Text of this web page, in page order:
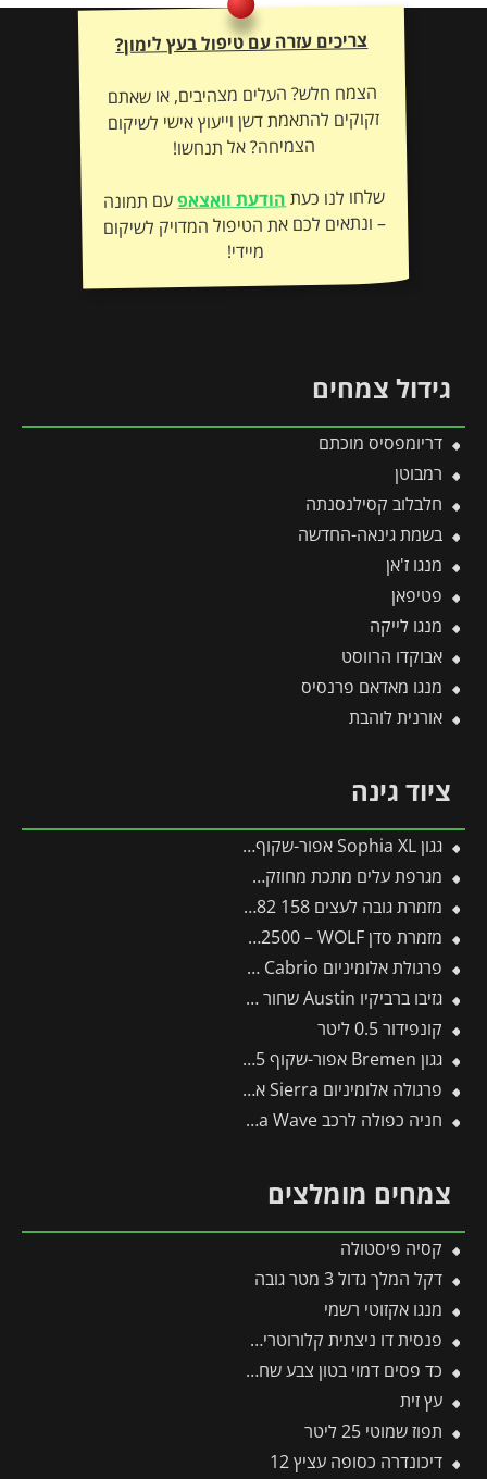
צריכים עזרה עם טיפול בעץ לימון?
הצמח חלש? העלים מצהיבים, או שאתם
זקוקים להתאמת דשן וייעוץ אישי לשיקום
הצמיחה? אל תנחשו!
שלחו לנו כעתהודעת וואצאפעם תמונה
– ונתאים לכם את הטיפול המדויק לשיקום
מיידי!
גידול צמחים
דריומפסיס מוכתם
רמבוטן
חלבלוב קסילנסנתה
בשמת גינאה-החדשה
מנגו ז'אן
פטיפאן
מנגו לייקה
אבוקדו הרווסט
מנגו מאדאם פרנסיס
אורנית לוהבת
ציוד גינה
גגון Sophia XL אפור-שקוף 1.4X2.9 עיצוב מודרני מבית פלרם – Canopia
מגרפת עלים מתכת מחוזקת לכלים מתחלפים פיסקארס
מזמרת גובה לעצים 158 UPX82 ס"מ פיסקארס
מזמרת סדן RS2500 – WOLF
פרגולת אלומיניום Sierra Cabrio אפורה 3X4.3 נפתחת מבית פלרם – Canopia
גזיבו ברביקיו Austin שחור 1.8X2.4 מבית פלרם – Canopia
קונפידור 0.5 ליטר
גגון Bremen אפור-שקוף 0.9X1.5 עיצוב מודרני מבית פלרם – Canopia
פרגולה אלומיניום Sierra אפורה 3X8.6 מבית פלרם – Canopia
חניה כפולה לרכב 5.8X5 Arizona Wave סנטף מבית פלרם – Canopia
צמחים מומלצים
קסיה פיסטולה
דקל המלך גדול 3 מטר גובה
מנגו אקזוטי רשמי
פנסית דו ניצתית קלורוטריה 50 ליטר
כד פסים דמוי בטון צבע שחור | מידות 78×67.5 ס״מ
עץ זית
תפוז שמוטי 25 ליטר
דיכונדרה כסופה עציץ 12